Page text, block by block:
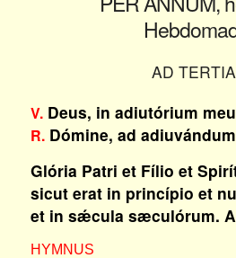
AD
V.Deus, in adiutórium
R.Dómine, ad
Glória Patri et Fílio et
sicut erat in princípio et
et in sǽcula sæculórum.
HYMNUS